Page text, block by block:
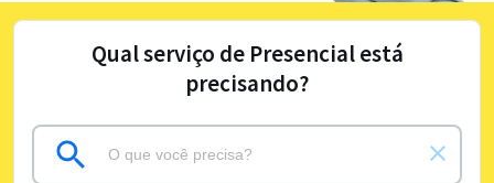
Qual serviço de Presencial está
precisando?